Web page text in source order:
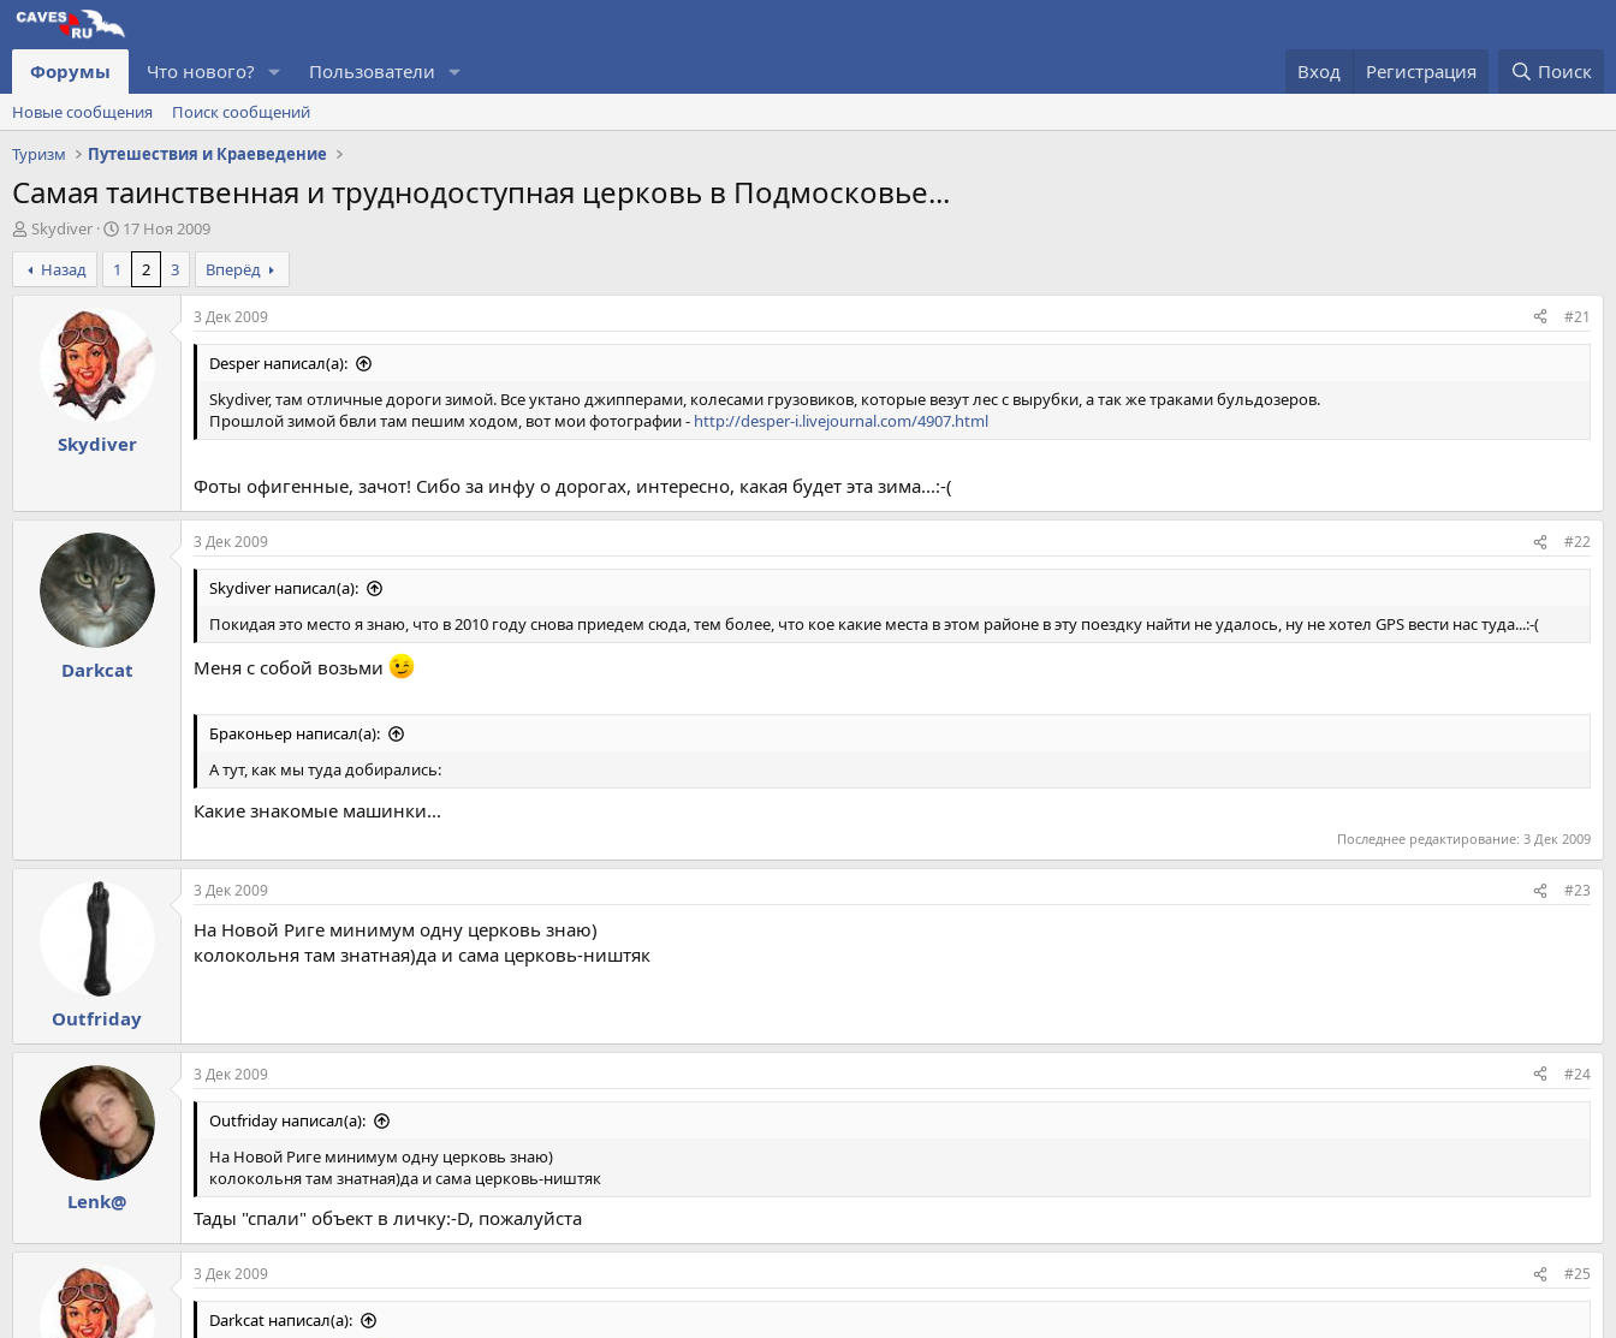
Форумы Что нового? Пользователи Вход Регистрация Поиск
Новые сообщения
Поиск сообщений
Туризм
Путешествия и Краеведение
Самая таинственная и труднодоступная церковь в Подмосковье...
А
т
о
Skydiver
Д
а
ч
а
л
17 Ноя 2009
Назад
1 2 3 Вперёд
Skydiver
3 Дек 2009 #21
Desper написал(а):
Skydiver, там отличные дороги зимой. Все уктано джипперами, колесами грузовиков, которые везут лес с вырубки, а так же траками бульдозеров.
Прошлой зимой бвли там пешим ходом, вот мои фотографии - http://desper-i.livejournal.com/4907.html
Фоты офигенные, зачот! Сибо за инфу о дорогах, интересно, какая будет эта зима...:-(
Darkcat
3 Дек 2009 #22
Skydiver написал(а):
Покидая это место я знаю, что в 2010 году снова приедем сюда, тем более, что кое какие места в этом районе в эту поездку найти не удалось, ну не хотел GPS вести нас туда...:-(
Меня с собой возьми
Браконьер написал(а):
А тут, как мы туда добирались:
Какие знакомые машинки...
Последнее редактирование: 3 Дек 2009
Outfriday
3 Дек 2009 #23
На Новой Риге минимум одну церковь знаю)
колокольня там знатная)да и сама церковь-ништяк
Lenk@
3 Дек 2009 #24
Outfriday написал(а):
На Новой Риге минимум одну церковь знаю)
колокольня там знатная)да и сама церковь-ништяк
Тады "спали" объект в личку:-D, пожалуйста
3 Дек 2009 #25
Darkcat написал(а):